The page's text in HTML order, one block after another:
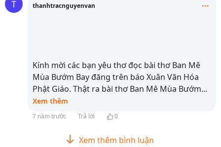
T thanhtracnguyenvan
Kính mời các bạn yêu thơ đọc bài thơ Ban Mê
Mùa Bướm Bay đăng trên báo Xuân Văn Hóa
Phật Giáo. Thật ra bài thơ Ban Mê Mùa Bướm...
Xem thêm
7 năm trước Trả lời 0
Xem thêm bình luận